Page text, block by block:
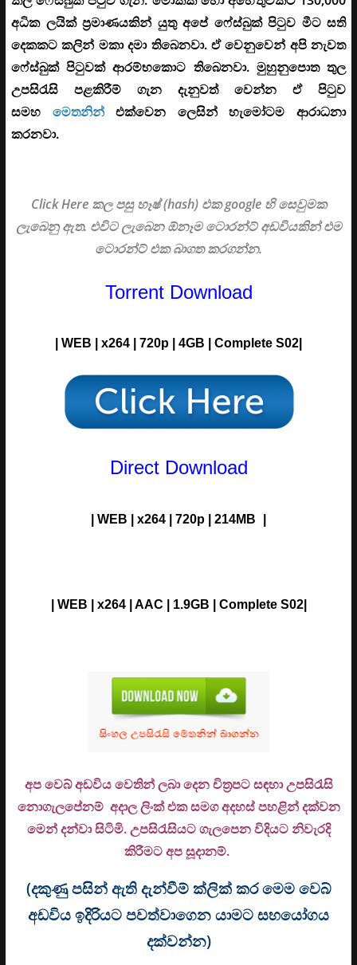
අධික ලයික් ප්‍රමාණයකින් යුතු අපේ ෆේස්බුක් පිටුව මීට සති
දෙකකට කලින් මකා දමා තිබෙනවා. ඒ වෙනුවෙන් අපි නැවත
ෆේස්බුක් පිටුවක් ආරම්භකොට තිබෙනවා. මුහුනුපොත තුල
උපසිරැසි පළකිරීම් ගැන දැනුවත් වෙන්න ඒ පිටුව
සමහ මෙතනින්එක්වෙන ලෙසින් හැමෝටම ආරාධනා
කරනවා.
Click Here කල පසු හෑෂ් (hash) එක google හි සෙවුමක
ලැබෙනු ඇත. එවිට ලැබෙන ඕනෑම ටොරන්ට් අඩවියකින් එම
ටොරන්ට් එක බාගත කරගන්න.
Torrent Download
| WEB x264 | 720p | 4GB | Complete S02
Direct Download
| WEB x264 | 720p | 214M B
| WEB x264 | AAC | 1.9GB | Complete S02|
අප වෙබ් අඩවිය වෙතින් ලබා දෙන චිත්‍රපට සඳහා උපසිරැසි
නොගැලපේනම් අදාල ලිංක් එක සමග අදහස් පහළින් දක්වන
මෙන් දන්වා සිටිමි. උපසිරැසියට ගැලපෙන විදියට නිවැරදි
කිරීමට අප සූදානම්.
(දකුණු පසින් ඇති දැන්වීම් ක්ලික් කර මෙම වෙබ්
අඩවිය ඉදිරියට පවත්වාගෙන යාමට සහයෝගය
දක්වන්න)